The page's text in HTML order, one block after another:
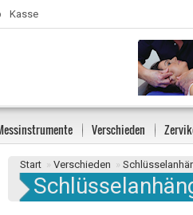
Kasse
Verschieden
Start » Verschieden »